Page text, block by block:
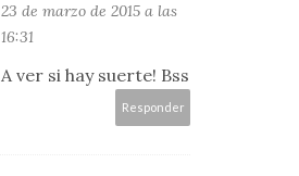
23 de marzo de 2015 a las
16:31
A ver si hay suerte! Bss
Responder